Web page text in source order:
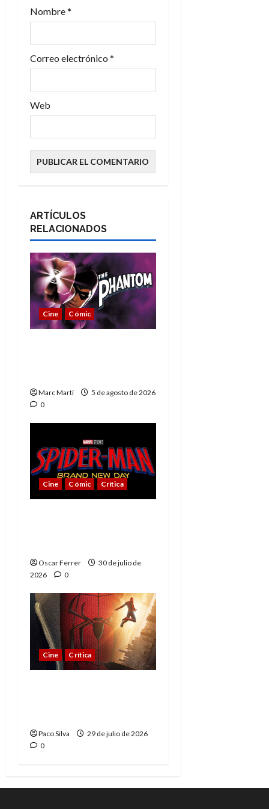
d
s
Nombre*
Correo electrónico *
Web
ARTÍCULOS
RELACIONADOS
Cine Cómic
Marc Martí
5 de agosto de 2026
0
Cine Cómic Crítica
Oscar Ferrer
30 de julio de
2026
0
Cine Crítica
Paco Silva
29 de julio de 2026
0